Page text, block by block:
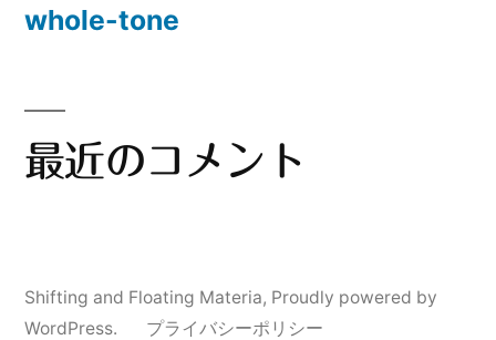
whole-tone
最近のコメント
Shifting and Floating Materia, Proudly powered by
WordPress.
プライバシーポリシー